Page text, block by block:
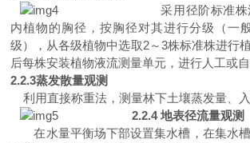
采用径阶标准株
内植物的胸径，按胸径对其进行分级（一
级），从各级植物中选取2～3株标准株进行
后每株安装植物液流测量单元，进行人工或自
2.2.3蒸发散量观测
利用直接称重法，测量林下土壤蒸发量、
2.2.4 地表径流量观测
在水量平衡场下部设置集水槽，在集水